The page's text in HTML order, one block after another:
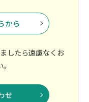
らから
したら遠慮なくお
せ